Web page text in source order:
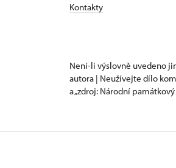
Kontakty
Není-li výslovně uvedeno
autora | Neužívejte dílo
a „zdroj: Národní památkový